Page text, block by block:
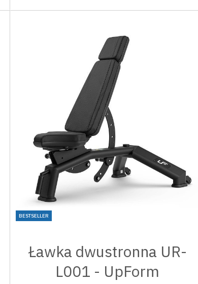
BESTSELLER
Ławka dwustronna UR-
L001 - UpForm